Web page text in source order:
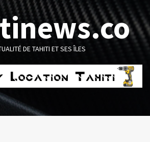
DE TAHITI ET SES ÎLES